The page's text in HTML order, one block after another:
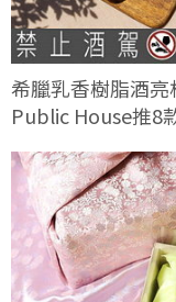
希臘乳香樹脂酒
Public House推8